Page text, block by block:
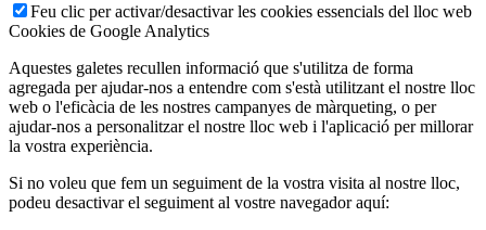
Feu clic per activar/desactivar les cookies essencials del lloc web
Cookies de Google Analytics
Aquestes galetes recullen informació que s'utilitza de forma
agregada per ajudar-nos a entendre com s'està utilitzant el nostre lloc
web o l'eficàcia de les nostres campanyes de màrqueting, o per
ajudar-nos a personalitzar el nostre lloc web i l'aplicació per millorar
la vostra experiència.
Si no voleu que fem un seguiment de la vostra visita al nostre lloc,
podeu desactivar el seguiment al vostre navegador aquí: